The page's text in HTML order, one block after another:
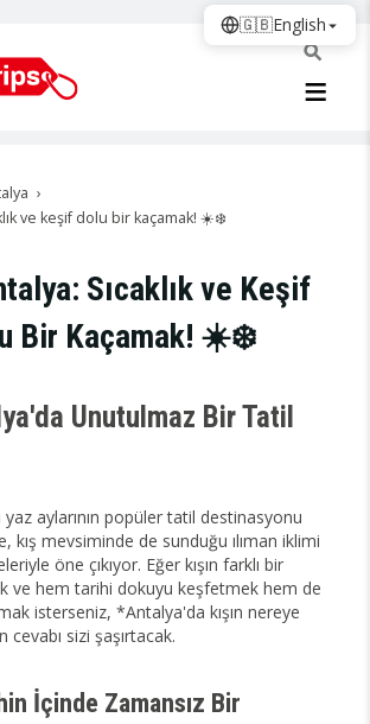
ve keşif dolu bir kaçamak! ☀️❄️
Sıcaklık ve Keşif
Bir Kaçamak! ☀️❄️
Unutulmaz Bir Tatil
yaz aylarının popüler tatil destinasyonu
kış mevsiminde de sunduğu ılıman iklimi
öne çıkıyor. Eğer kışın farklı bir
ve hem tarihi dokuyu keşfetmek hem de
isterseniz, *Antalya'da kışın nereye
sizi şaşırtacak.
İçinde Zamansız Bir
🇬🇧English